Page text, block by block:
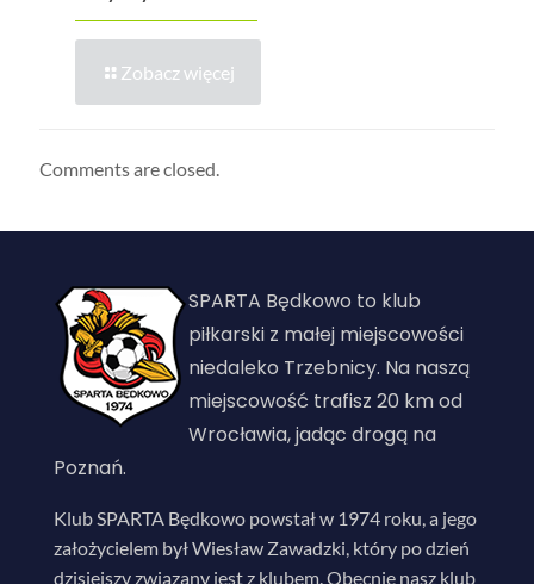
Zobacz więcej
Comments are closed.
piłkarski z małej miejscowości
niedaleko Trzebnicy. Na naszą
miejscowość trafisz 20 km od
Wrocławia, jadąc drogą na
Poznań.
Klub SPARTA Będkowo powstał w 1974 roku, a jego
dzisiejszy związany jest z klubem. Obecnie nasz klub
występuje w rozgrywkach wrocławskiej B klasy.